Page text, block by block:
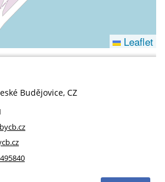
Leaflet
Budějovice, CZ